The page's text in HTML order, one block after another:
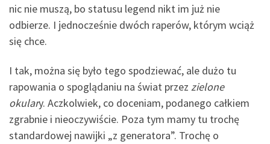
nic nie muszą, bo statusu legend nikt im już nie
odbierze. I jednocześnie dwóch raperów, którym wciąż
się chce.
I tak, można się było tego spodziewać, ale dużo tu
rapowania o spoglądaniu na świat przez zielone
okulary. Aczkolwiek, co doceniam, podanego całkiem
zgrabnie i nieoczywiście. Poza tym mamy tu trochę
standardowej nawijki „z generatora”. Trochę o